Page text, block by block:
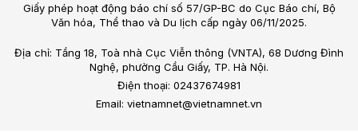
Giấy phép hoạt động báo chí số 57/GP-BC do Cục Báo chí, Bộ
Văn hóa, Thể thao và Du lịch cấp ngày 06/11/2025.
Địa chỉ: Tầng 18, Toà nhà Cục Viễn thông (VNTA), 68 Dương Đình
Nghệ, phường Cầu Giấy, TP. Hà Nội.
Điện thoại: 02437674981
Email: vietnamnet@vietnamnet.vn